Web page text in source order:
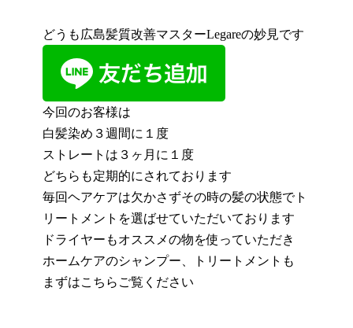
どうも広島髪質改善マスターLegareの妙見です
今回のお客様は
白髪染め３週間に１度
ストレートは３ヶ月に１度
どちらも定期的にされております
毎回ヘアケアは欠かさずその時の髪の状態でト
リートメントを選ばせていただいております
ドライヤーもオススメの物を使っていただき
ホームケアのシャンプー、トリートメントも
まずはこちらご覧ください